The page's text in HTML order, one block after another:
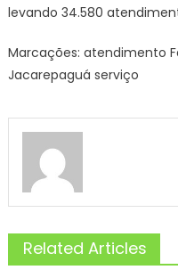
levando 34.580
Marcações: atendimento
Jacarepaguá serviço
Related Articles